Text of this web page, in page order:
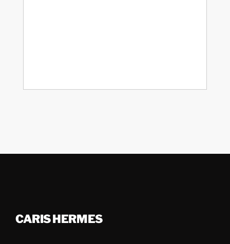
CARIS HERMES